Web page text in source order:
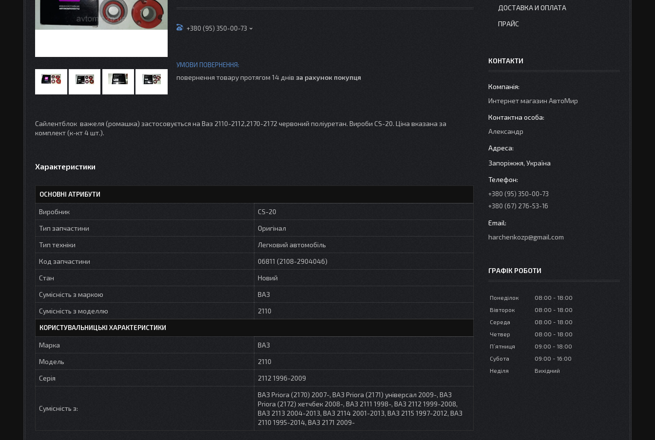
+380 (95) 350-00-73
повернення товару протягом 14 днів за рахунок покупця
Сайлентблок важеля (ромашка) застосовується на Ваз 2110-2112,2170-2172 червоний поліуретан. Вироби CS-20. Ціна вказана за
комплект (к-кт 4 шт.).
Характеристики
ОСНОВНІ АТРИБУТИ
Виробник
CS-20
Тип запчастини
Оригінал
Тип техніки
Легковий автомобіль
Код запчастини
06811 (2108-2904046)
Стан
Новий
Сумісність з маркою
ВАЗ
Сумісність з моделлю
2110
КОРИСТУВАЛЬНИЦЬКІ ХАРАКТЕРИСТИКИ
Марка
ВАЗ
Модель
2110
Серія
2112 1996-2009
Сумісність з:
ВАЗ Priora (2170) 2007-, ВАЗ Priora (2171) універсал 2009-, ВАЗ
Priora (2172) хетчбек 2008-, ВАЗ 2111 1998-, ВАЗ 2112 1999-2008,
ВАЗ 2113 2004-2013, ВАЗ 2114 2001-2013, ВАЗ 2115 1997-2012, ВАЗ
2110 1995-2014, ВАЗ 2171 2009-
ДОСТАВКА И ОПЛАТА
ПРАЙС
КОНТАКТИ
Интернет магазин АвтоМир
Александр
Запоріжжя, Україна
+380 (95) 350-00-73
+380 (67) 276-53-16
harchenkozp@gmail.com
ГРАФІК РОБОТИ
Понеділок 08:00
18:00
Вівторок
08:00
18:00
Середа
08:00
18:00
Четвер
08:00
18:00
Пʼятниця
09:00
18:00
Субота
09:00
16:00
Неділя
Вихідний